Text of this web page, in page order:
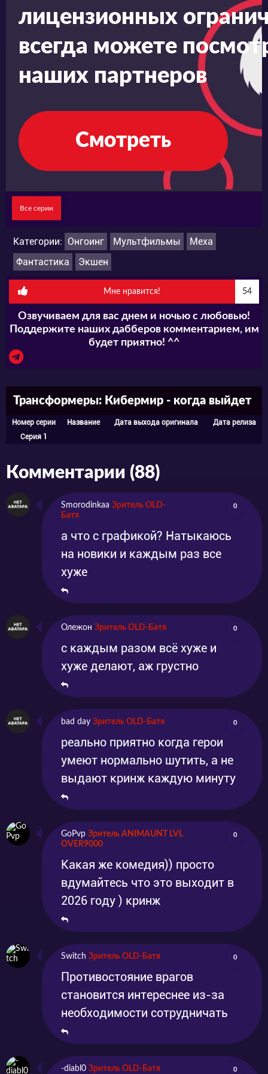
лицензионных
всегда можете
наших партнеров
Смотреть
Все серии
Категории: Онгоинг Мультфильмы
Меха
Фантастика
Экшен
Мне нравится! 54
Озвучиваем для вас днем и ночью с любовью!
Поддержите наших дабберов комментарием, им
будет приятно! ^^
Трансформеры: Кибермир - когда выйдет
Номер серии Название Дата выхода оригинала
Дата релиза
Серия 1
Комментарии (88)
Smorodinkaa Зритель OLD-
Батя
0
а что с графикой? Натыкаюсь
на новики и каждым раз все
хуже
Олежон Зритель OLD-Батя 0
с каждым разом всё хуже и
хуже делают, аж грустно
bad day Зритель OLD-Батя 0
реально приятно когда герои
умеют нормально шутить, а не
выдают кринж каждую минуту
GoPvp Зритель ANIMAUNT LVL
OVER9000
0
Какая же комедия)) просто
вдумайтесь что это выходит в
2026 году ) кринж
Switch Зритель OLD-Батя 0
Противостояние врагов
становится интереснее из-за
необходимости сотрудничать
-diabl0 Зритель OLD-Батя 0